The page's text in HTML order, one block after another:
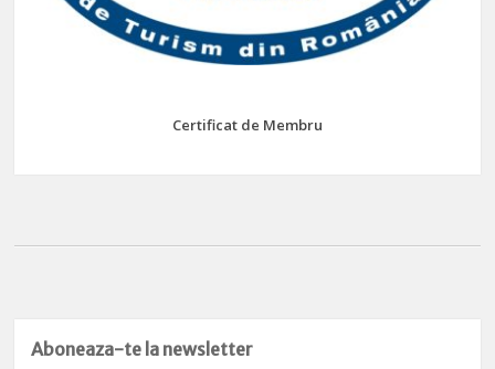
Certificat de Membru
Aboneaza-te la newsletter